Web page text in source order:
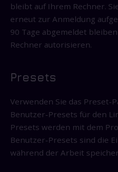
bleibt auf Ihrem Rechner.
erneut zur Anmeldung
90 Tage abgemeldet
Rechner autorisieren.
Presets
Verwenden Sie das Preset-
Benutzer-Presets für den
Presets werden mit dem
Benutzer-Presets sind die
während der Arbeit